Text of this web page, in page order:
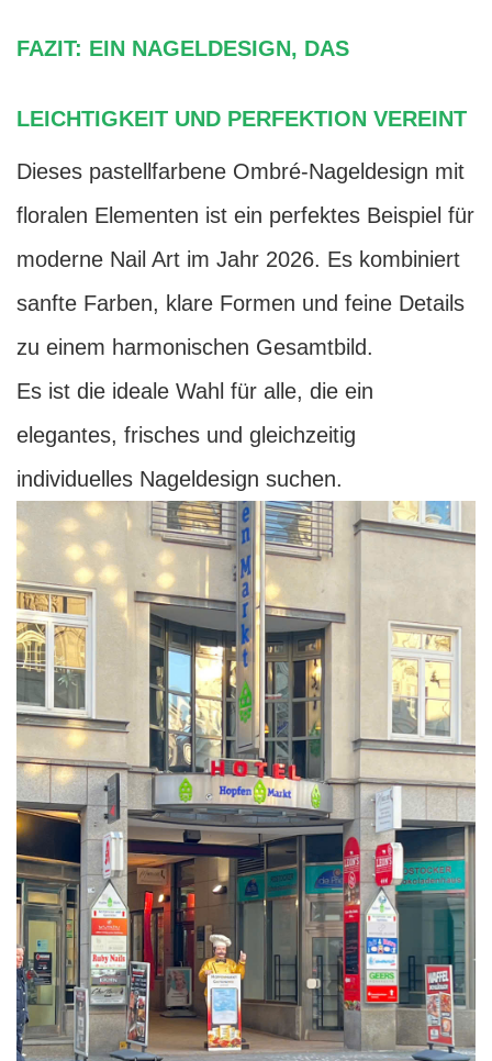
FAZIT: EIN NAGELDESIGN, DAS
LEICHTIGKEIT UND PERFEKTION VEREINT
Dieses pastellfarbene Ombré-Nageldesign mit
floralen Elementen ist ein perfektes Beispiel für
moderne Nail Art im Jahr 2026. Es kombiniert
sanfte Farben, klare Formen und feine Details
zu einem harmonischen Gesamtbild.
Es ist die ideale Wahl für alle, die ein
elegantes, frisches und gleichzeitig
individuelles Nageldesign suchen.